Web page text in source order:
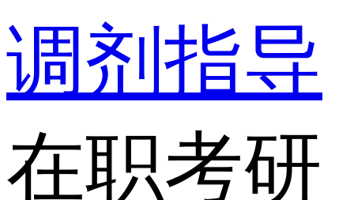
调剂指导
在职考研